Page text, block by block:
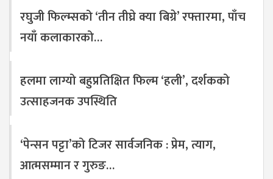
रघुजी फिल्म्सको ‘तीन तीघ्रे क्या बिग्रे’ रफ्तारमा, पाँच
नयाँ कलाकारको…
हलमा लाग्यो बहुप्रतिक्षित फिल्म ‘हली’, दर्शकको
उत्साहजनक उपस्थिति
‘पेन्सन पट्टा’को टिजर सार्वजनिक : प्रेम, त्याग,
आत्मसम्मान र गुरुङ…